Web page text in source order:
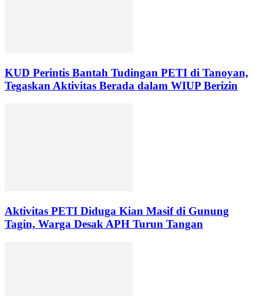
KUD Perintis Bantah Tudingan PETI di Tanoyan,
Tegaskan Aktivitas Berada dalam WIUP Berizin
Aktivitas PETI Diduga Kian Masif di Gunung
Tagin, Warga Desak APH Turun Tangan